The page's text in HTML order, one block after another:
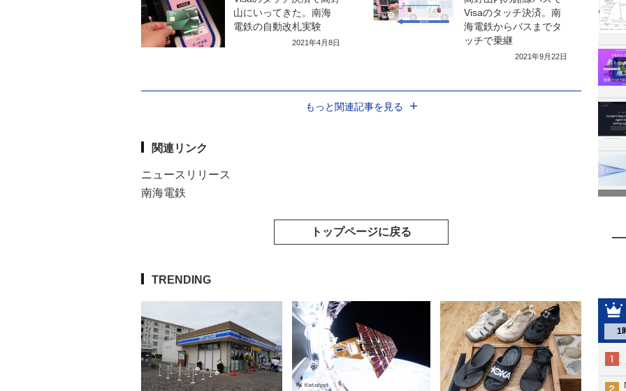
1
山にいってきた。南海
電鉄の自動改札実験
2021年4月8日
Visaのタッチ決済。南
海電鉄からバスまでタ
ッチで乗継
2021年9月22日
もっと関連記事を見る
関連リンク
ニュースリリース
南海電鉄
トップページに戻る
TRENDING